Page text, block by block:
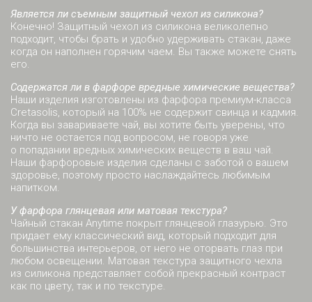
Является ли съемным защитный чехол из силикона?
Конечно! Защитный чехол из силикона великолепно
подходит, чтобы брать и удобно удерживать стакан, даже
когда он наполнен горячим чаем. Вы также можете снять
его.
Содержатся ли в фарфоре вредные химические вещества?
Наши изделия изготовлены из фарфора премиум-класса
Cretasolis, который на 100% не содержит свинца и кадмия.
Когда вы завариваете чай, вы хотите быть уверены, что
ничто не остается под вопросом, не говоря уже
о попадании вредных химических веществ в ваш чай.
Наши фарфоровые изделия сделаны с заботой о вашем
здоровье, поэтому просто наслаждайтесь любимым
напитком.
У фарфора глянцевая или матовая текстура?
Чайный стакан Anytime покрыт глянцевой глазурью. Это
придает ему классический вид, который подходит для
большинства интерьеров, от него не оторвать глаз при
любом освещении. Матовая текстура защитного чехла
из силикона представляет собой прекрасный контраст
как по цвету, так и по текстуре.